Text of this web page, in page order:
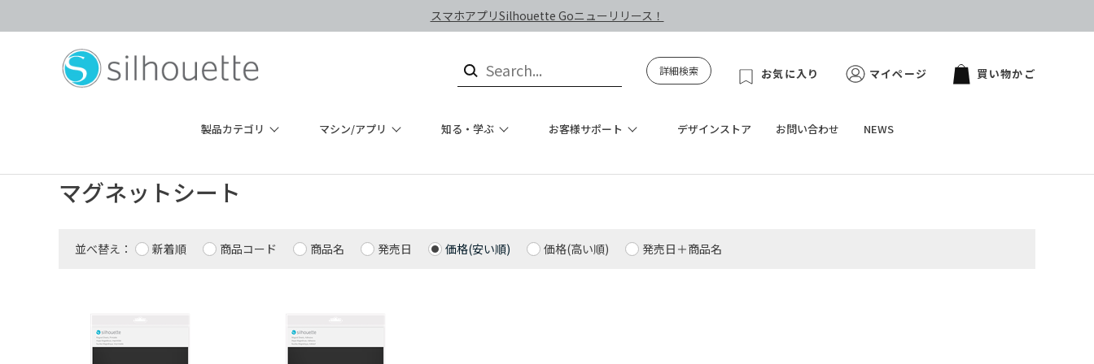
スマホアプリSilhouette Goニューリリース！
詳細検索 お気に入り マイページ 買い物かご
製品カテゴリ マシン/アプリ 知る・学ぶ お客様サポート デザインストア お問い合わせ NEWS
マグネットシート
並べ替え： 新着順 商品コード 商品名 発売日 価格(安い順) 価格(高い順) 発売日＋商品名